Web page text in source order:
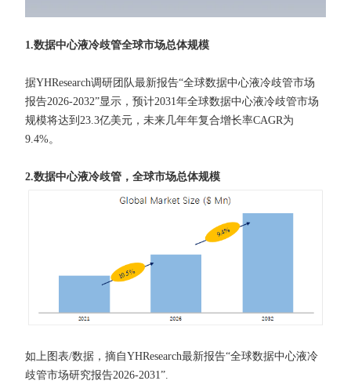
1.数据中心液冷歧管全球市场总体规模
据YHResearch调研团队最新报告“全球数据中心液冷歧管市场
报告2026-2032”显示，预计2031年全球数据中心液冷歧管市场
规模将达到23.3亿美元，未来几年年复合增长率CAGR为
9.4%。
2.数据中心液冷歧管，全球市场总体规模
如上图表/数据，摘自YHResearch最新报告“全球数据中心液冷
歧管市场研究报告2026-2031”.